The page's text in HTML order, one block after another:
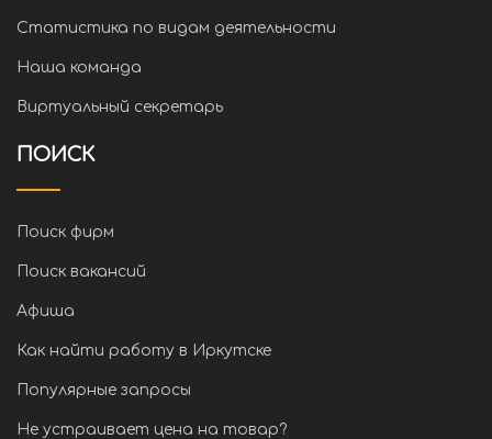
Статистика по видам деятельности
Наша команда
Виртуальный секретарь
ПОИСК
Поиск фирм
Поиск вакансий
Афиша
Как найти работу в Иркутске
Популярные запросы
Не устраивает цена на товар?